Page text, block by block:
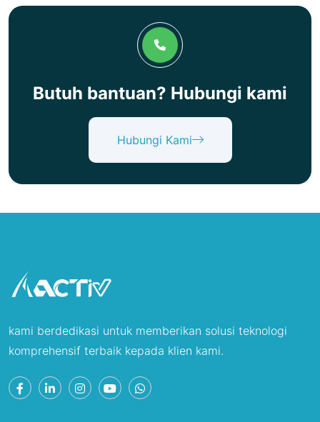
Butuh bantuan? Hubungi kami
Hubungi Kami
kami berdedikasi untuk memberikan solusi teknologi
komprehensif terbaik kepada klien kami.